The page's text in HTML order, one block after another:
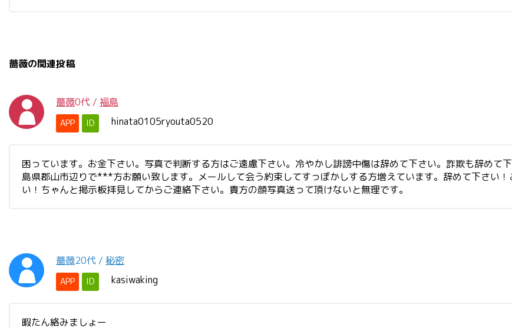
薔薇の関連投稿
薔薇0代 / 福島
APP ID hinata0105ryouta0520
困っています。お金下さい。写真で判断する方はご遠慮下さい。冷やかし誹謗中傷は辞めて下さい。詐欺も辞め
島県郡山市辺りで***方お願い致します。メールして会う約束してすっぽかしする方増えています。辞めて下さい
い！ちゃんと掲示板拝見してからご連絡下さい。貴方の顔写真送って頂けないと無理です。
薔薇20代 / 秘密
APP ID kasiwaking
暇たん絡みましょー